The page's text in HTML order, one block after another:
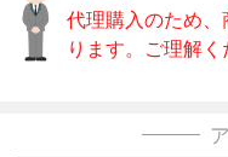
代理購入のため
ります。ご理解く